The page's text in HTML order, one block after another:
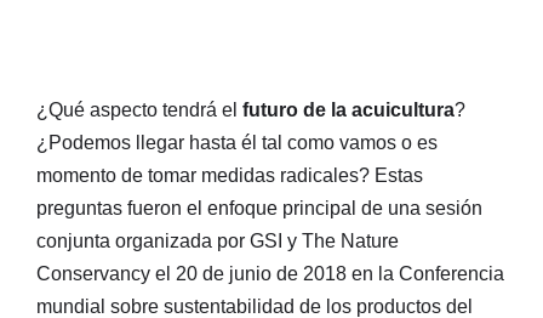
¿Qué aspecto tendrá el futuro de la acuicultura?
¿Podemos llegar hasta él tal como vamos o es
momento de tomar medidas radicales? Estas
preguntas fueron el enfoque principal de una sesión
conjunta organizada por GSI y The Nature
Conservancy el 20 de junio de 2018 en la Conferencia
mundial sobre sustentabilidad de los productos del